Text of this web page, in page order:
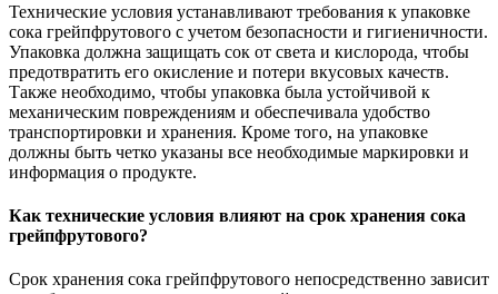
Технические условия устанавливают требования к упаковке
сока грейпфрутового с учетом безопасности и гигиеничности.
Упаковка должна защищать сок от света и кислорода, чтобы
предотвратить его окисление и потери вкусовых качеств.
Также необходимо, чтобы упаковка была устойчивой к
механическим повреждениям и обеспечивала удобство
транспортировки и хранения. Кроме того, на упаковке
должны быть четко указаны все необходимые маркировки и
информация о продукте.
Как технические условия влияют на срок хранения сока
грейпфрутового?
Срок хранения сока грейпфрутового непосредственно зависит